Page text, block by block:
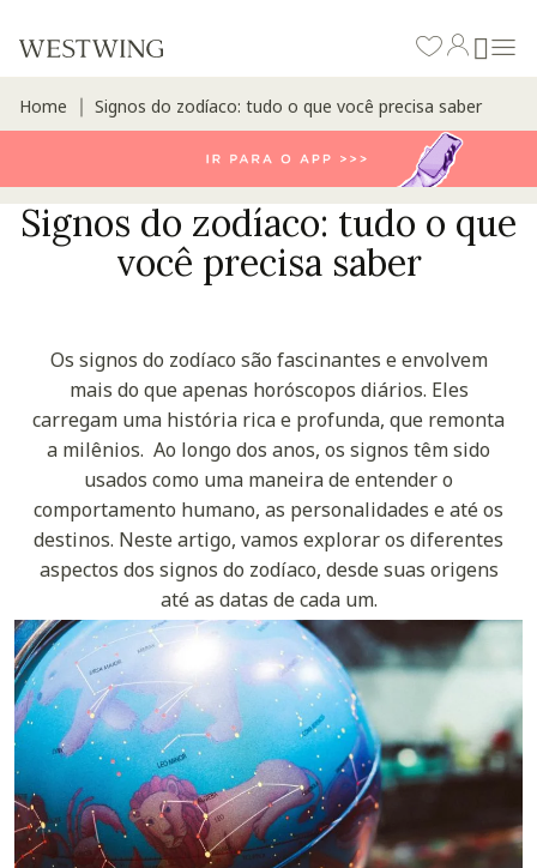
Home Signos do zodíaco: tudo o que você precisa saber
Signos do zodíaco: tudo o que
você precisa saber
Os signos do zodíaco são fascinantes e envolvem
mais do que apenas horóscopos diários. Eles
carregam uma história rica e profunda, que remonta
a milênios. Ao longo dos anos, os signos têm sido
usados como uma maneira de entender o
comportamento humano, as personalidades e até os
destinos. Neste artigo, vamos explorar os diferentes
aspectos dos signos do zodíaco, desde suas origens
até as datas de cada um.